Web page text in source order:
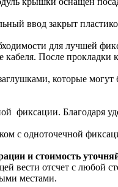
ввод закрыт
для лучшей
После прокладки
которые
фиксации. Благодаря
с одноточечной
и стоимость
вести отсчет с любой
местами.